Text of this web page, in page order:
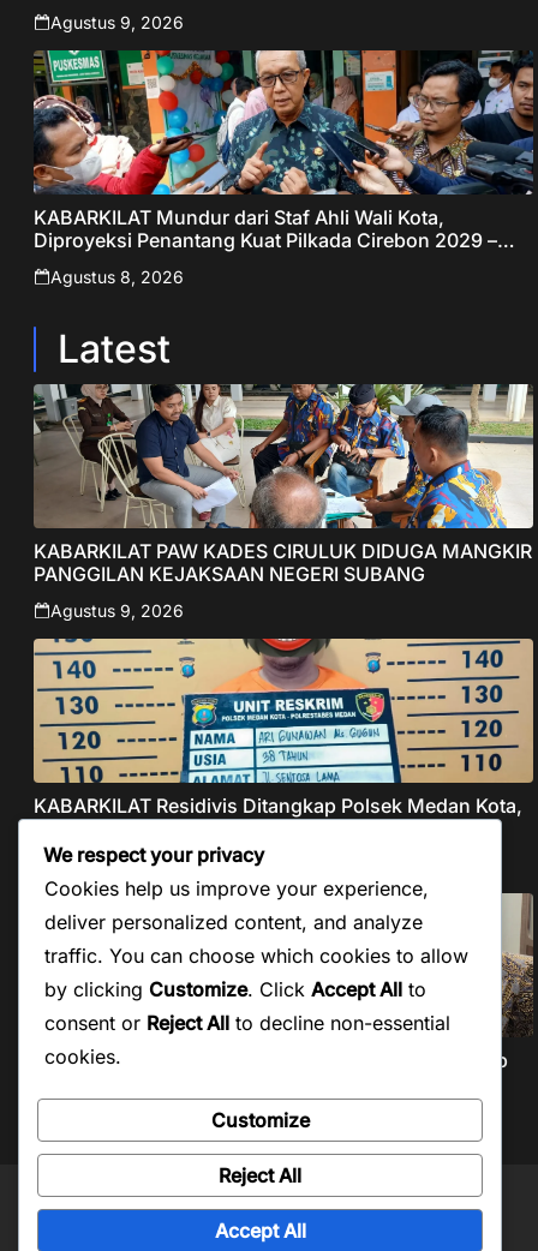
Agustus 9, 2026
KABARKILAT Mundur dari Staf Ahli Wali Kota,
Diproyeksi Penantang Kuat Pilkada Cirebon 2029 –
Jabar Publisher
Agustus 8, 2026
Latest
KABARKILAT PAW KADES CIRULUK DIDUGA MANGKIR
PANGGILAN KEJAKSAAN NEGERI SUBANG
Agustus 9, 2026
KABARKILAT Residivis Ditangkap Polsek Medan Kota,
Agustus 8, 2026
KABARKILAT Beban Bulanan Turun Drastis, Pemkab
Copyright © 2026 Kabar Kilat . Powered by
We respect your privacy
Cookies help us improve your experience,
deliver personalized content, and analyze
traffic. You can choose which cookies to allow
by clicking Customize. Click Accept All to
consent or Reject All to decline non-essential
cookies.
Customize
Reject All
Accept All